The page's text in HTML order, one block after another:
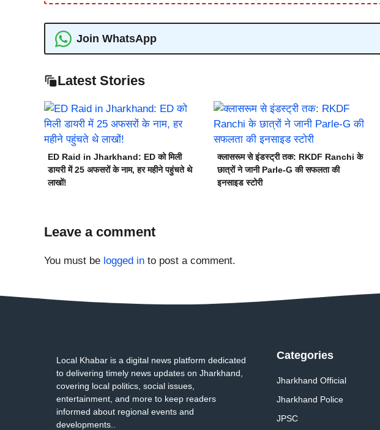
Join WhatsApp
Latest Stories
ED Raid in Jharkhand: ED को मिली
डायरी में 25 अफसरों के नाम, हर महीने पहुंचते थे
लाखों!
क्लासरूम से इंडस्ट्री तक: RKDF Ranchi के
छात्रों ने जानी Parle-G की सफलता की
इनसाइड स्टोरी
Leave a comment
You must be logged in to post a comment.
Local Khabar is a digital news platform dedicated
to delivering timely news updates on Jharkhand,
covering local politics, social issues,
entertainment, and more to keep readers
informed about regional events and
developments..
Categories
Jharkhand Official
Jharkhand Police
JPSC